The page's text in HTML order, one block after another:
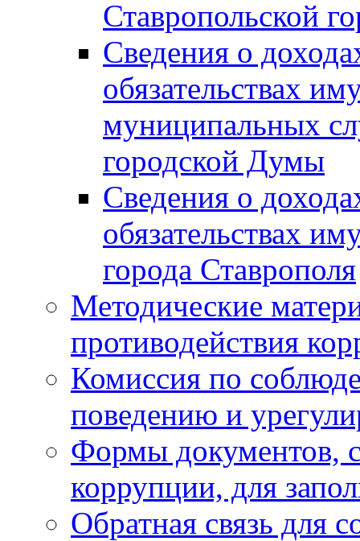
Ставропольской
Сведения о
обязательствах
муниципальных
городской Думы
Сведения о
обязательствах
города Ставрополя
Методические
противодействия
Комиссия по
поведению и
Формы документов,
коррупции, для
Обратная связь для